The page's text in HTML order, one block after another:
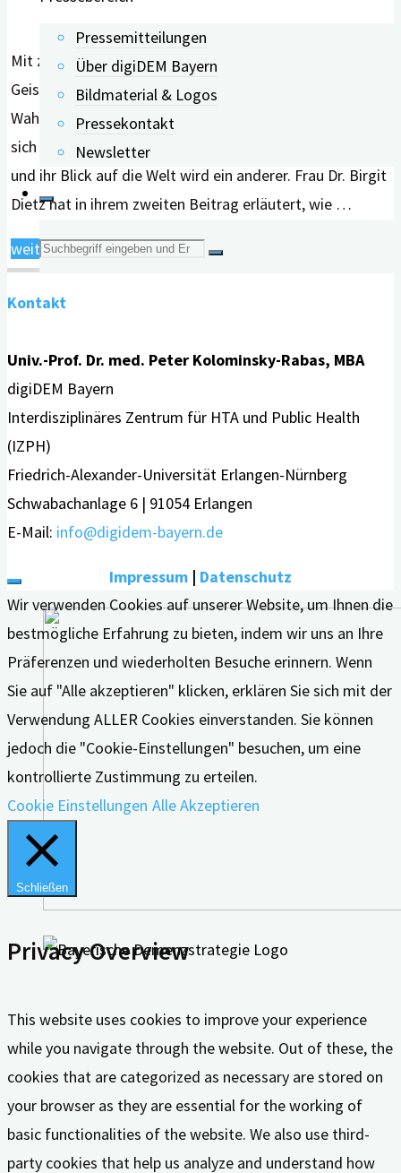
Pressemitteilungen
Über digiDEM Bayern
Bildmaterial & Logos
Pressekontakt
Newsletter
Suche
nach:
Mit zunehmendem Alter verändern sich Körper und
Geist. So kann sich beispielsweise durch eine Demenz die
Wahrnehmung wandeln: Menschen mit Demenz finden
sich im Verlauf der Erkrankung immer schlechter zurecht
und ihr Blick auf die Welt wird ein anderer. Frau Dr. Birgit
Dietz hat in ihrem zweiten Beitrag erläutert, wie …
weiterlesen"Demenzsensible
Gestaltung"
Kontakt
Univ.-Prof. Dr. med. Peter Kolominsky-Rabas, MBA
digiDEM Bayern
Interdisziplinäres Zentrum für HTA und Public Health
(IZPH)
Friedrich-Alexander-Universität Erlangen-Nürnberg
Schwabachanlage 6 | 91054 Erlangen
E-Mail: info@digidem-bayern.de
Impressum | Datenschutz
Wir verwenden Cookies auf unserer Website, um Ihnen die
bestmögliche Erfahrung zu bieten, indem wir uns an Ihre
Präferenzen und wiederholten Besuche erinnern. Wenn
Sie auf "Alle akzeptieren" klicken, erklären Sie sich mit der
Verwendung ALLER Cookies einverstanden. Sie können
jedoch die "Cookie-Einstellungen" besuchen, um eine
kontrollierte Zustimmung zu erteilen.
Cookie Einstellungen Alle Akzeptieren
Schließen
Privacy Overview
This website uses cookies to improve your experience
while you navigate through the website. Out of these, the
cookies that are categorized as necessary are stored on
your browser as they are essential for the working of
basic functionalities of the website. We also use third-
party cookies that help us analyze and understand how